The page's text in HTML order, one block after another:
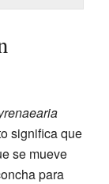
significa que
se mueve
para